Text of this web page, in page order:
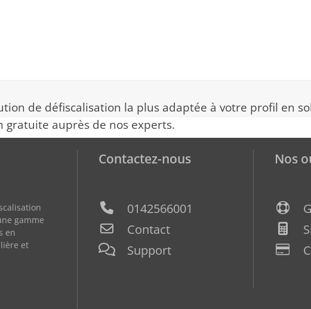
de défiscalisation la plus adaptée à votre profil en
gratuite auprès de nos experts.
gamme
en
et
Contactez-nous
0142566001
Contact
Support
Nos